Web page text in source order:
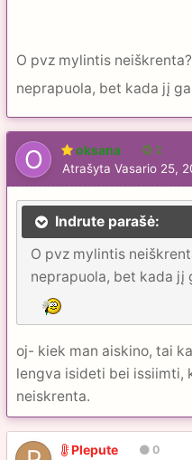
O pvz mylintis
neprapuola, bet kada jį
oksana 2
Atrašyta Vasario 25,
Indrute parašė:
O pvz mylintis
neprapuola, bet kada jį
oj- kiek man aiskino, tai
lengva isideti bei issiimti,
neiskrenta.
Plepute 0